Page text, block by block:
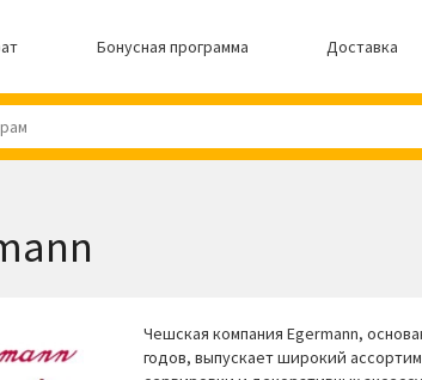
Бонусная программа Доставка
Чешская компания Egermann,
годов, выпускает широкий